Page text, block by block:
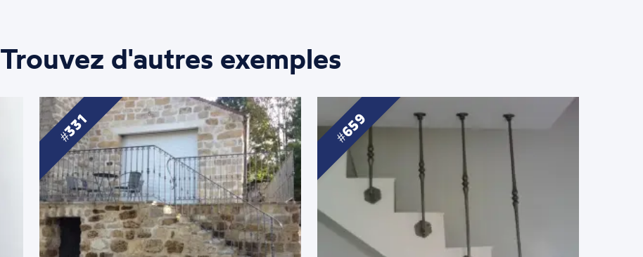
Trouvez d'autres exemples
331 659